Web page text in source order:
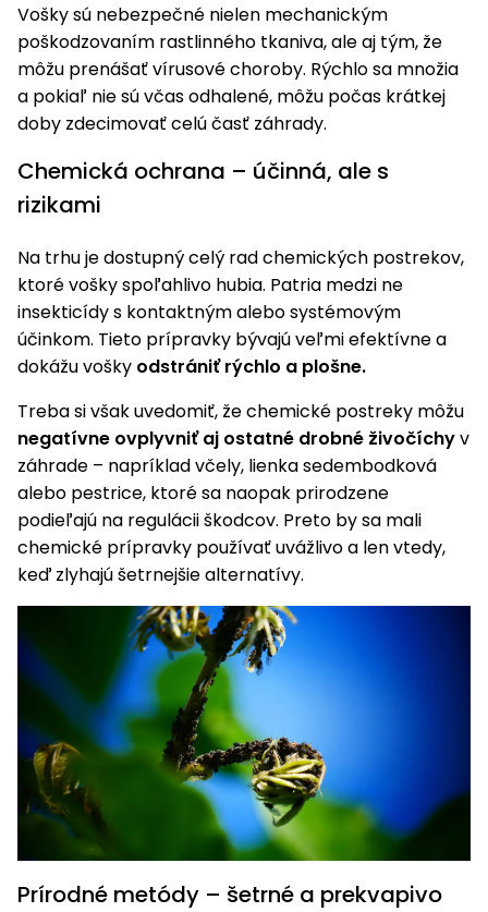
Náhradné
Vidly
Štiepačky
dreva
Drviče
vetiev
Špalíkovače
Fukáre a
na lístie
Záhradné
vozíky
Rozmetadlá
a posypové
vozíky
Čerpadlá
vodárne
Vysokotlakové
umývačky
Zametacie
stroje
frézy
Odhŕňače
a lopaty
na sneh
boxy
Ochrana
rastlín
Záhradné
koše
Krhly
obrubníky
Tieniace
textílie
Odpudzovače
a pasce
Príslušenstvo
stoly
Vibračné
dosky
Rezačky
betón
Meracie
prístroje
Nabíjačky
Vykurovanie
Navijaky
Príslušenstvo
Bagre
Seniorské
vozíky
Prilby
Doplnky
Vošky sú nebezpečné nielen mechanickým
poškodzovaním rastlinného tkaniva, ale aj tým, že
môžu prenášať vírusové choroby. Rýchlo sa množia
a pokiaľ nie sú včas odhalené, môžu počas krátkej
doby zdecimovať celú časť záhrady.
Chemická ochrana – účinná, ale s
rizikami
Na trhu je dostupný celý rad chemických postrekov,
ktoré vošky spoľahlivo hubia. Patria medzi ne
insekticídy s kontaktným alebo systémovým
účinkom. Tieto prípravky bývajú veľmi efektívne a
dokážu vošky odstrániť rýchlo a plošne.
Treba si však uvedomiť, že chemické postreky môžu
negatívne ovplyvniť aj ostatné drobné živočíchyv
záhrade – napríklad včely, lienka sedembodková
alebo pestrice, ktoré sa naopak prirodzene
podieľajú na regulácii škodcov. Preto by sa mali
chemické prípravky používať uvážlivo a len vtedy,
keď zlyhajú šetrnejšie alternatívy.
Prírodné metódy – šetrné a prekvapivo